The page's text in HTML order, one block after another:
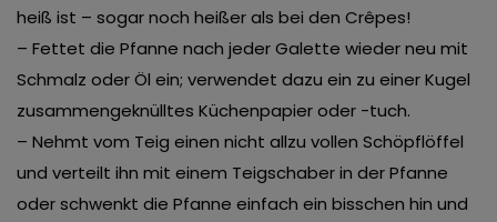
heiß ist – sogar noch heißer als bei den Crêpes!
– Fettet die Pfanne nach jeder Galette wieder neu mit
Schmalz oder Öl ein; verwendet dazu ein zu einer Kugel
zusammengeknülltes Küchenpapier oder -tuch.
– Nehmt vom Teig einen nicht allzu vollen Schöpflöffel
und verteilt ihn mit einem Teigschaber in der Pfanne
oder schwenkt die Pfanne einfach ein bisschen hin und